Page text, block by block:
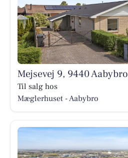
Mejsevej 9, 9440 Aabybro
Til salg hos
Mæglerhuset - Aabybro